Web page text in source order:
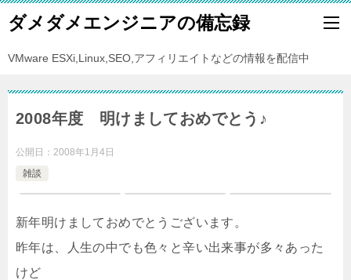
ダメダメエンジニアの備忘録
VMware ESXi,Linux,SEO,アフィリエイトなどの情報を配信中
2008年度 明けましておめでとう♪
公開日： 2008年1月4日
雑談
新年明けましておめでとうございます。
昨年は、人生の中でも色々と辛い出来事が多々あった
けど